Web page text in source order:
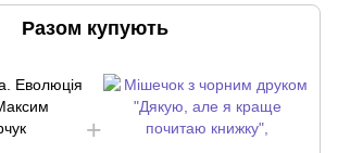
Разом купують